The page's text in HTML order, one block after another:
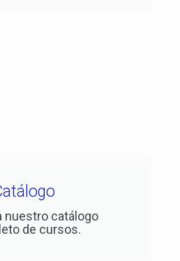
nuestro catálogo
de cursos.